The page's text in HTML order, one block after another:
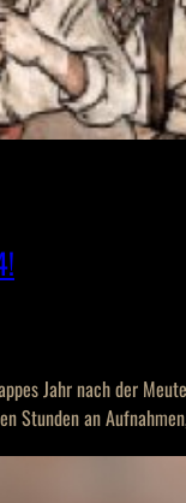
Jahr nach der
Stunden an